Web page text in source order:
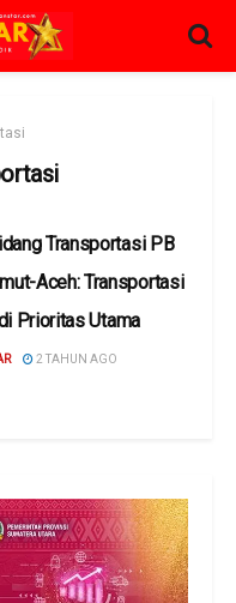
Transportasi PB
Aceh: Transportasi
Prioritas Utama
2 TAHUN AGO